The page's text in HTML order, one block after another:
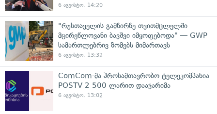
6 აგვისტო, 14:20
"რუსთაველის გამზირზე თვითმცლელში
მცირეწლოვანი ბავშვი იმყოფებოდა" — GWP
სამართლებრივ ზომებს მიმართავს
6 აგვისტო, 13:32
ComCom-მა პროსამთავრობო ტელეკომპანია
POSTV 2 500 ლარით დააჯარიმა
6 აგვისტო, 13:02